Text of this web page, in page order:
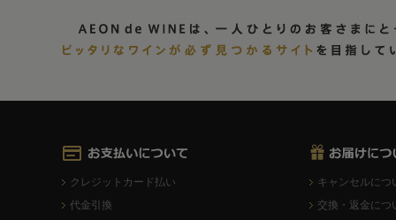
クレジットカード払い
代金引換
キャンセルにつ
交換・返金につ